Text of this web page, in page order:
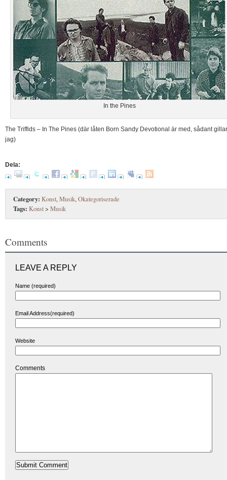
In the Pines
The Triffids – In The Pines (där låten Born Sandy Devotional är med, sådant gillar
jag)
Dela:
Category: Konst,Musik,Okategoriserade
Tags: Konst> Musik
Comments
LEAVE A REPLY
Name (required)
Email Address(required)
Website
Comments